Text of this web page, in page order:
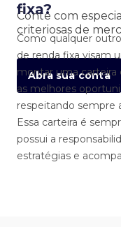
Conte com
criteriosas de
Abra sua conta
fixa?
Como qualquer
de renda fixa visam
montar uma carteira
as melhores
respeitando sempre
Essa carteira é
possui a
estratégias e